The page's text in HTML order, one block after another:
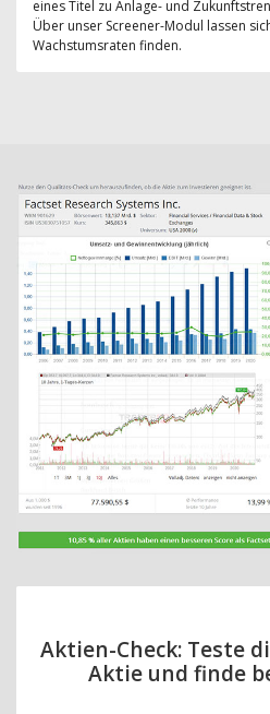
eines Titel zu Anlage- und
Über unser Screener-Modul lassen
Wachstumsraten finden.
Aktien-Check: Teste
Aktie und finde